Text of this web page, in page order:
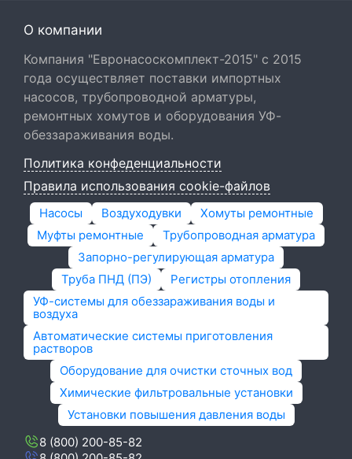
О компании
Компания "Евронасоскомплект-2015" с 2015
года осуществляет поставки импортных
насосов, трубопроводной арматуры,
ремонтных хомутов и оборудования УФ-
обеззараживания воды.
Политика конфеденциальности
Правила использования cookie-файлов
Насосы Воздуходувки
Хомуты ремонтные
Муфты ремонтные
Трубопроводная арматура
Запорно-регулирующая арматура
Труба ПНД (ПЭ)
Регистры отопления
УФ-системы для обеззараживания воды и
воздуха
Автоматические системы приготовления
растворов
Оборудование для очистки сточных вод
Химические фильтровальные установки
Установки повышения давления воды
8 (800) 200-85-82